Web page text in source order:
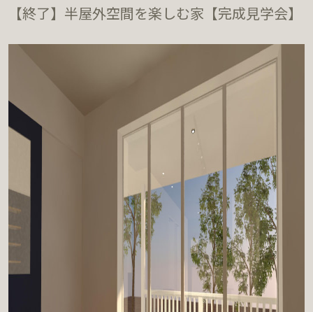
【終了】半屋外空間を楽しむ家【完成見学会】